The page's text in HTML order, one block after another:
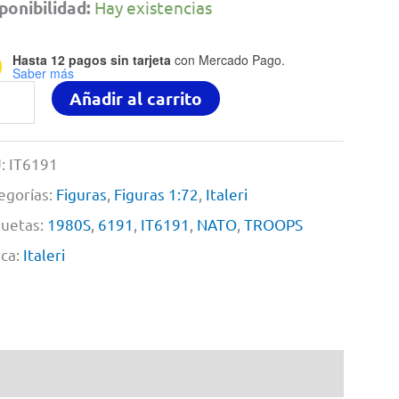
Hay existencias
Hasta 12 pagos sin tarjetacon Mercado Pago.
Saber más
Añadir al carrito
IT6191
Figuras Figuras 1:72 Italeri
1980S, 6191 IT6191 NATO, TROOPS
Italeri